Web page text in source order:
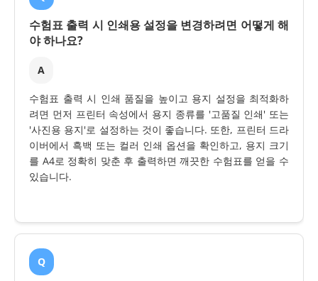
수험표 출력 시 인쇄용 설정을 변경하려면 어떻게 해
야 하나요?
A
수험표 출력 시 인쇄 품질을 높이고 용지 설정을 최적화하
려면 먼저 프린터 속성에서 용지 종류를 '고품질 인쇄' 또는
'사진용 용지'로 설정하는 것이 좋습니다. 또한, 프린터 드라
이버에서 흑백 또는 컬러 인쇄 옵션을 확인하고, 용지 크기
를 A4로 정확히 맞춘 후 출력하면 깨끗한 수험표를 얻을 수
있습니다.
Q